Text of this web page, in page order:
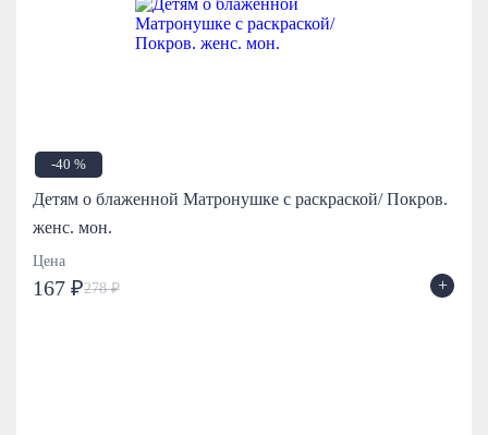
-40 %
Детям о блаженной Матронушке с раскраской/ Покров.
женс. мон.
Цена
167 ₽278 ₽ +